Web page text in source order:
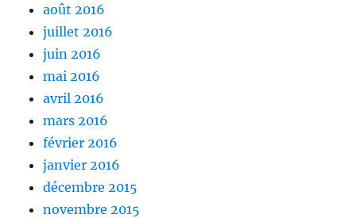
août 2016
juillet 2016
juin 2016
mai 2016
avril 2016
mars 2016
février 2016
janvier 2016
décembre 2015
novembre 2015